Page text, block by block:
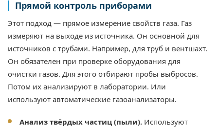
Прямой контроль приборами
Этот подход — прямое измерение свойств газа. Газ
измеряют на выходе из источника. Он основной для
источников с трубами. Например, для труб и вентшахт.
Он обязателен при проверке оборудования для
очистки газов. Для этого отбирают пробы выбросов.
Потом их анализируют в лаборатории. Или
используют автоматические газоанализаторы.
Анализ твёрдых частиц (пыли). Используют